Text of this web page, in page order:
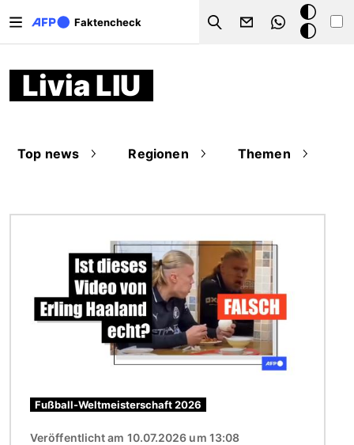
Faktencheck
Search
Dark
Mode
Livia LIU
Top news Regionen Themen
Fußball-Weltmeisterschaft 2026
Veröffentlicht am 10.07.2026 um 13:08